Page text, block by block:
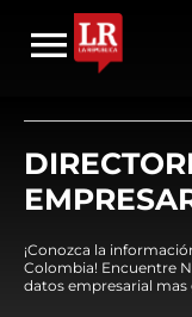
¡Conozca la
Colombia! Encuentre
datos empresarial mas